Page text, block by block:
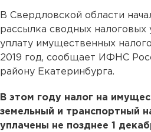
В Свердловской области
рассылка сводных налоговых
уплату имущественных
2019 год, сообщает ИФНС
району Екатеринбурга.
В этом году налог на
земельный и транспортный
уплачены не позднее 1